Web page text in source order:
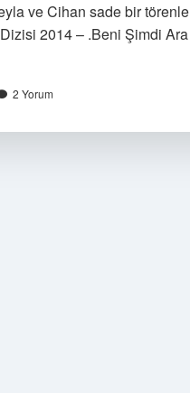
ve Cihan sade bir
2014 – .Beni Şimdi
2 Yorum